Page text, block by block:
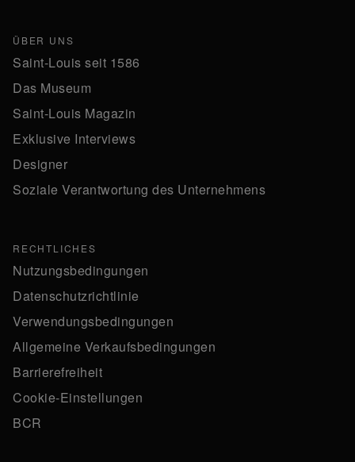
ÜBER UNS
Saint-Louis seit 1586
Das Museum
Saint-Louis Magazin
Exklusive Interviews
Designer
Soziale Verantwortung des Unternehmens
RECHTLICHES
Nutzungsbedingungen
Datenschutzrichtlinie
Verwendungsbedingungen
Allgemeine Verkaufsbedingungen
Barrierefreiheit
Cookie-Einstellungen
BCR